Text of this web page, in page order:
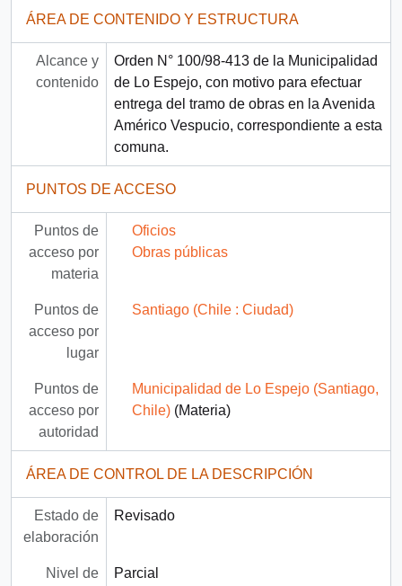
ÁREA DE CONTENIDO Y ESTRUCTURA
Alcance y
contenido
Orden N° 100/98-413 de la Municipalidad
de Lo Espejo, con motivo para efectuar
entrega del tramo de obras en la Avenida
Américo Vespucio, correspondiente a esta
comuna.
PUNTOS DE ACCESO
Puntos de
acceso por
materia
Oficios
Obras públicas
Puntos de
acceso por
lugar
Santiago (Chile : Ciudad)
Puntos de
acceso por
autoridad
Municipalidad de Lo Espejo (Santiago,
Chile)(Materia)
ÁREA DE CONTROL DE LA DESCRIPCIÓN
Estado de
elaboración
Revisado
Nivel de
Parcial